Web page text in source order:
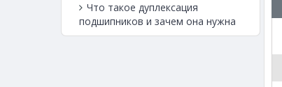
Что такое дуплексация
подшипников и зачем она нужна